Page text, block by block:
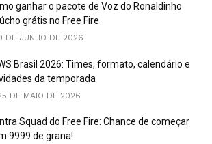
ganhar o pacote de Voz do Ronaldinho
grátis no Free Fire
DE JUNHO DE 2026
Brasil 2026: Times, formato, calendário e
da temporada
DE MAIO DE 2026
Squad do Free Fire: Chance de começar
9999 de grana!